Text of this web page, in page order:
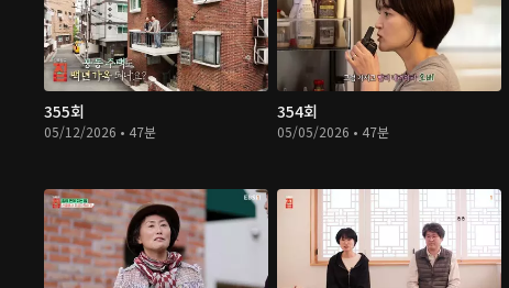
355회
05/12/2026 • 47분
354회
05/05/2026 • 47분